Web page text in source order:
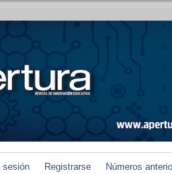
sesión Registrarse Números